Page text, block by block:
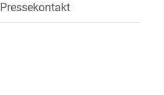
Pressekontakt